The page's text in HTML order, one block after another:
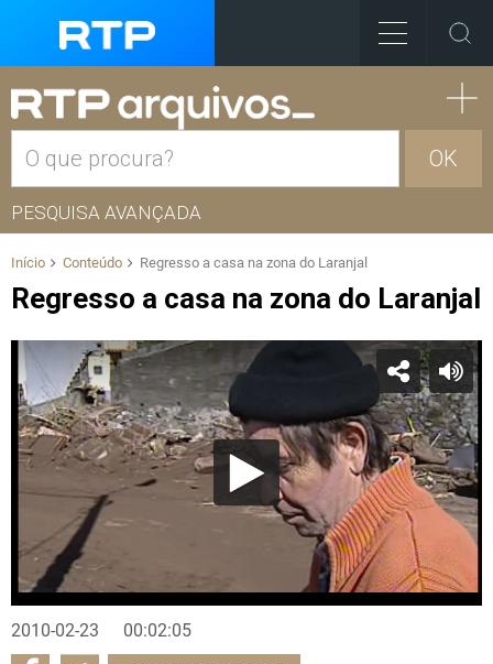
OK
PESQUISA AVANÇADA
Início Conteúdo Regresso a casa na zona do Laranjal
Regresso a casa na zona do Laranjal
2010-02-23 00:02:05